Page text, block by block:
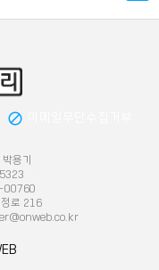
block
용기
00760
로 216